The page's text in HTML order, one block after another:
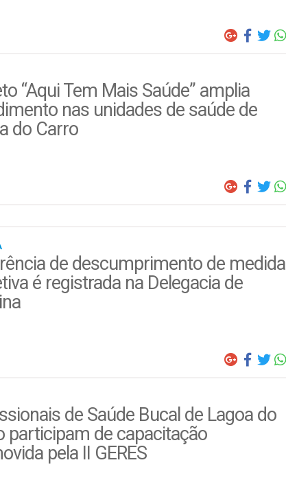
“Aqui Tem Mais Saúde” amplia
nas unidades de saúde de
do Carro
de descumprimento de medida
é registrada na Delegacia de
de Saúde Bucal de Lagoa do
participam de capacitação
pela II GERES